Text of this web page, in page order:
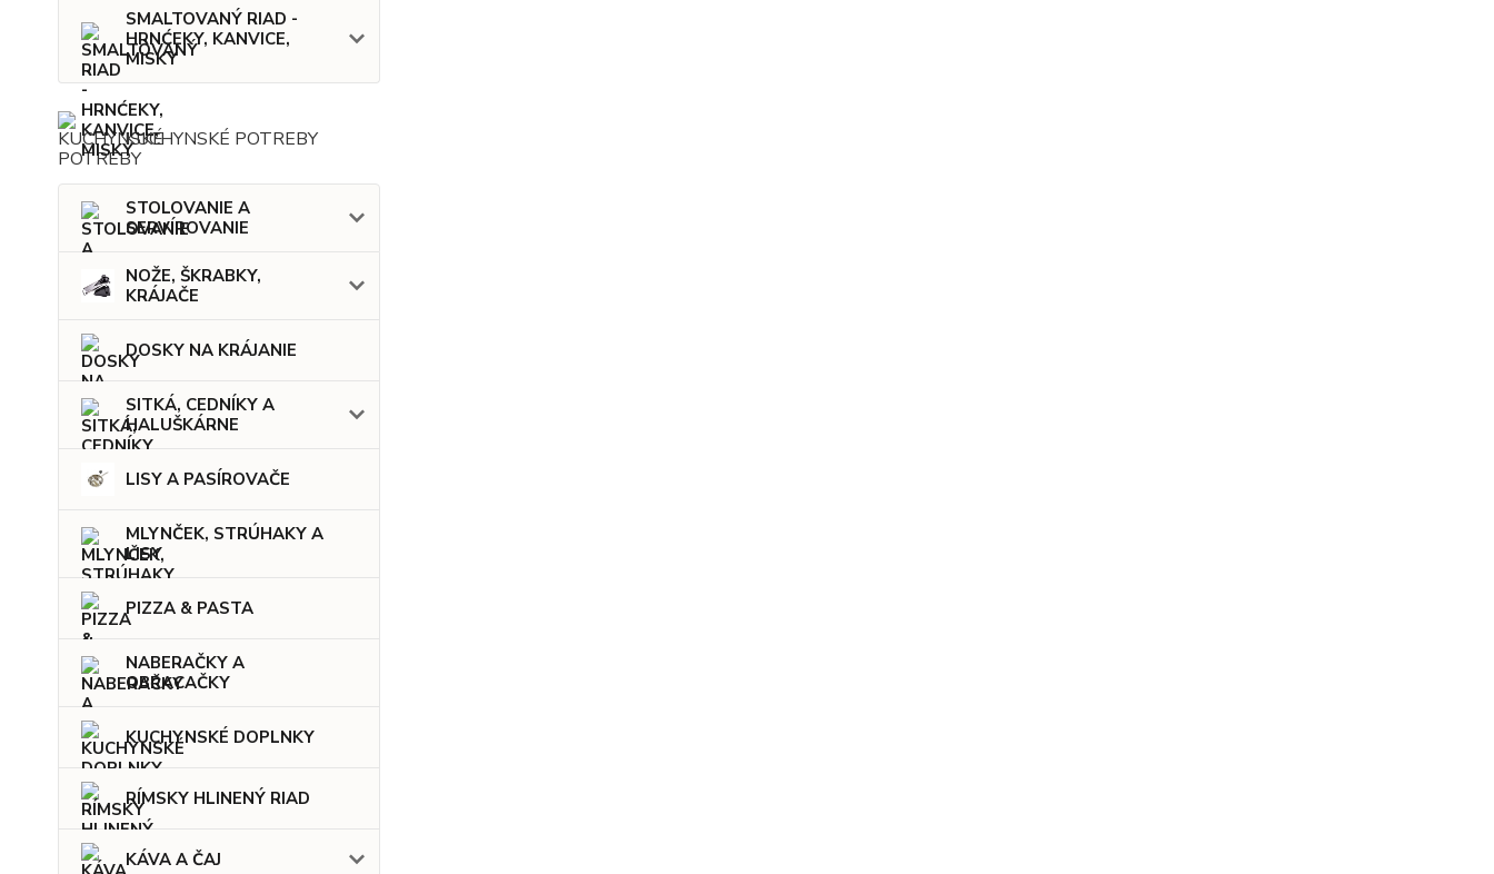
SMALTOVANÝ RIAD -
HRNĆEKY, KANVICE,
MISKY
KUCHYNSKÉ POTREBY
STOLOVANIE A
SERVÍROVANIE
NOŽE, ŠKRABKY,
KRÁJAČE
DOSKY NA KRÁJANIE
SITKÁ, CEDNÍKY A
HALUŠKÁRNE
LISY A PASÍROVAČE
MLYNČEK, STRÚHAKY A
LISY
PIZZA & PASTA
NABERAČKY A
OBRACAČKY
KUCHYNSKÉ DOPLNKY
RÍMSKY HLINENÝ RIAD
KÁVA A ČAJ